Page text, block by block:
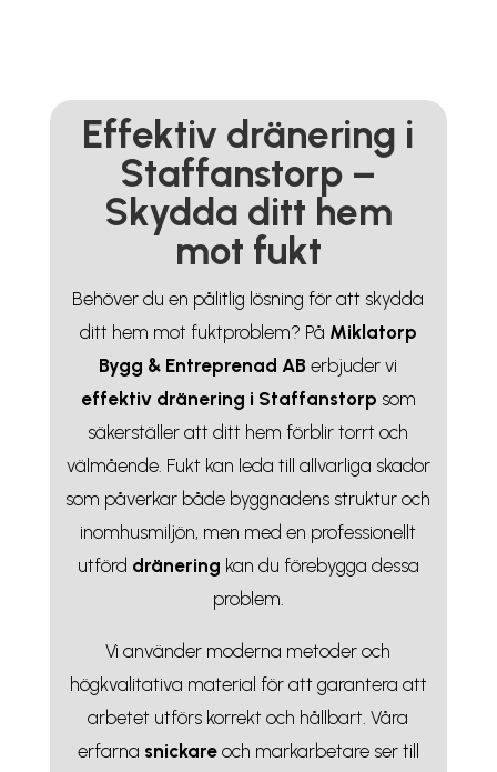
Effektiv dränering i
Staffanstorp –
Skydda ditt hem
mot fukt
Behöver du en pålitlig lösning för att skydda
ditt hem mot fuktproblem? På Miklatorp
Bygg & Entreprenad AB erbjuder vi
effektiv dränering i Staffanstorp som
säkerställer att ditt hem förblir torrt och
välmående. Fukt kan leda till allvarliga skador
som påverkar både byggnadens struktur och
inomhusmiljön, men med en professionellt
utförd dränering kan du förebygga dessa
problem.
Vi använder moderna metoder och
högkvalitativa material för att garantera att
arbetet utförs korrekt och hållbart. Våra
erfarna snickareoch markarbetare ser till